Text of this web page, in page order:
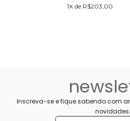
1X de R$203,00
Inscreva-se e fique sabendo com
novidades.